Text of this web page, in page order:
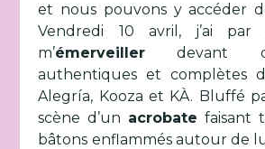
et nous pouvons y accéder
Vendredi 10 avril, j’ai par
m’émerveiller devant
authentiques et complètes
Alegría, Kooza et KÀ. Bluffé
scène d’un acrobate faisant
bâtons enflammés autour de